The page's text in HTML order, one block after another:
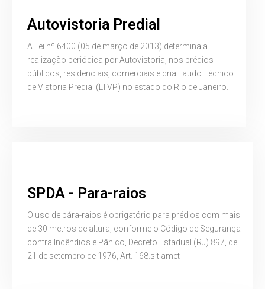
Autovistoria Predial
A Lei nº 6400 (05 de março de 2013) determina a
realização periódica por Autovistoria, nos prédios
públicos, residenciais, comerciais e cria Laudo Técnico
de Vistoria Predial (LTVP) no estado do Rio de Janeiro.
SPDA - Para-raios
O uso de pára-raios é obrigatório para prédios com mais
de 30 metros de altura, conforme o Código de Segurança
contra Incêndios e Pânico, Decreto Estadual (RJ) 897, de
21 de setembro de 1976, Art. 168.sit amet